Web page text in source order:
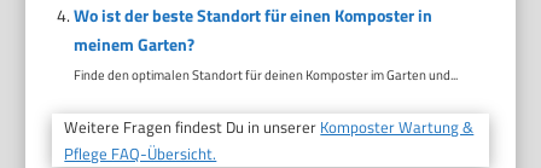
Wo ist der beste Standort für einen Komposter in
meinem Garten?
Finde den optimalen Standort für deinen Komposter im Garten und...
Weitere Fragen findest Du in unserer Komposter Wartung &
Pflege FAQ-Übersicht.